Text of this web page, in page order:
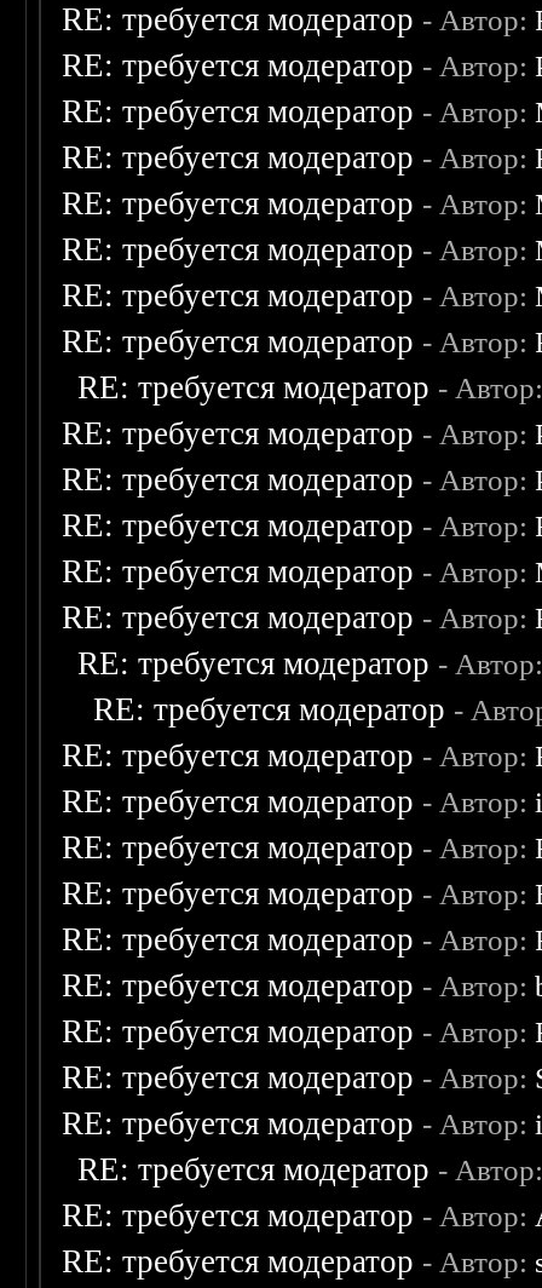
RE: требуется модератор - Автор:
RE: требуется модератор - Автор:
RE: требуется модератор - Автор:
RE: требуется модератор - Автор:
RE: требуется модератор - Автор:
RE: требуется модератор - Автор:
RE: требуется модератор - Автор:
RE: требуется модератор - Автор:
RE: требуется модератор -
RE: требуется модератор - Автор:
RE: требуется модератор - Автор:
RE: требуется модератор - Автор:
RE: требуется модератор - Автор:
RE: требуется модератор - Автор:
RE: требуется модератор -
RE: требуется модератор -
RE: требуется модератор - Автор:
RE: требуется модератор - Автор:
RE: требуется модератор - Автор:
RE: требуется модератор - Автор:
RE: требуется модератор - Автор:
RE: требуется модератор - Автор:
RE: требуется модератор - Автор:
RE: требуется модератор - Автор:
RE: требуется модератор - Автор:
RE: требуется модератор -
RE: требуется модератор - Автор:
RE: требуется модератор - Автор: